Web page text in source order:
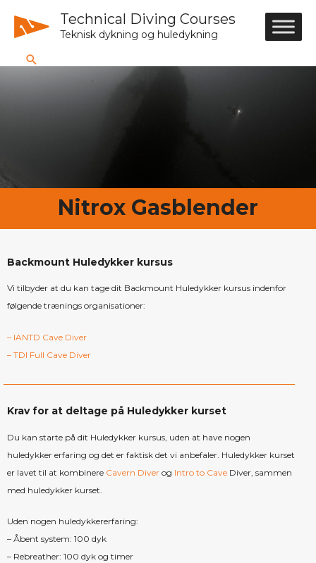
Technical Diving Courses
Teknisk dykning og huledykning
Nitrox Gasblender
Backmount Huledykker kursus
Vi tilbyder at du kan tage dit Backmount Huledykker kursus indenfor
følgende trænings organisationer:
– IANTD Cave Diver
– TDI Full Cave Diver
Krav for at deltage på Huledykker kurset
Du kan starte på dit Huledykker kursus, uden at have nogen
huledykker erfaring og det er faktisk det vi anbefaler. Huledykker kurset
er lavet til at kombinere Cavern Diver og Intro to Cave Diver, sammen
med huledykker kurset.
Uden nogen huledykkererfaring:
– Åbent system: 100 dyk
– Rebreather: 100 dyk og timer